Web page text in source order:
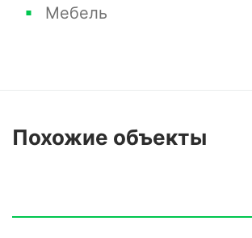
Мебель
Похожие объекты